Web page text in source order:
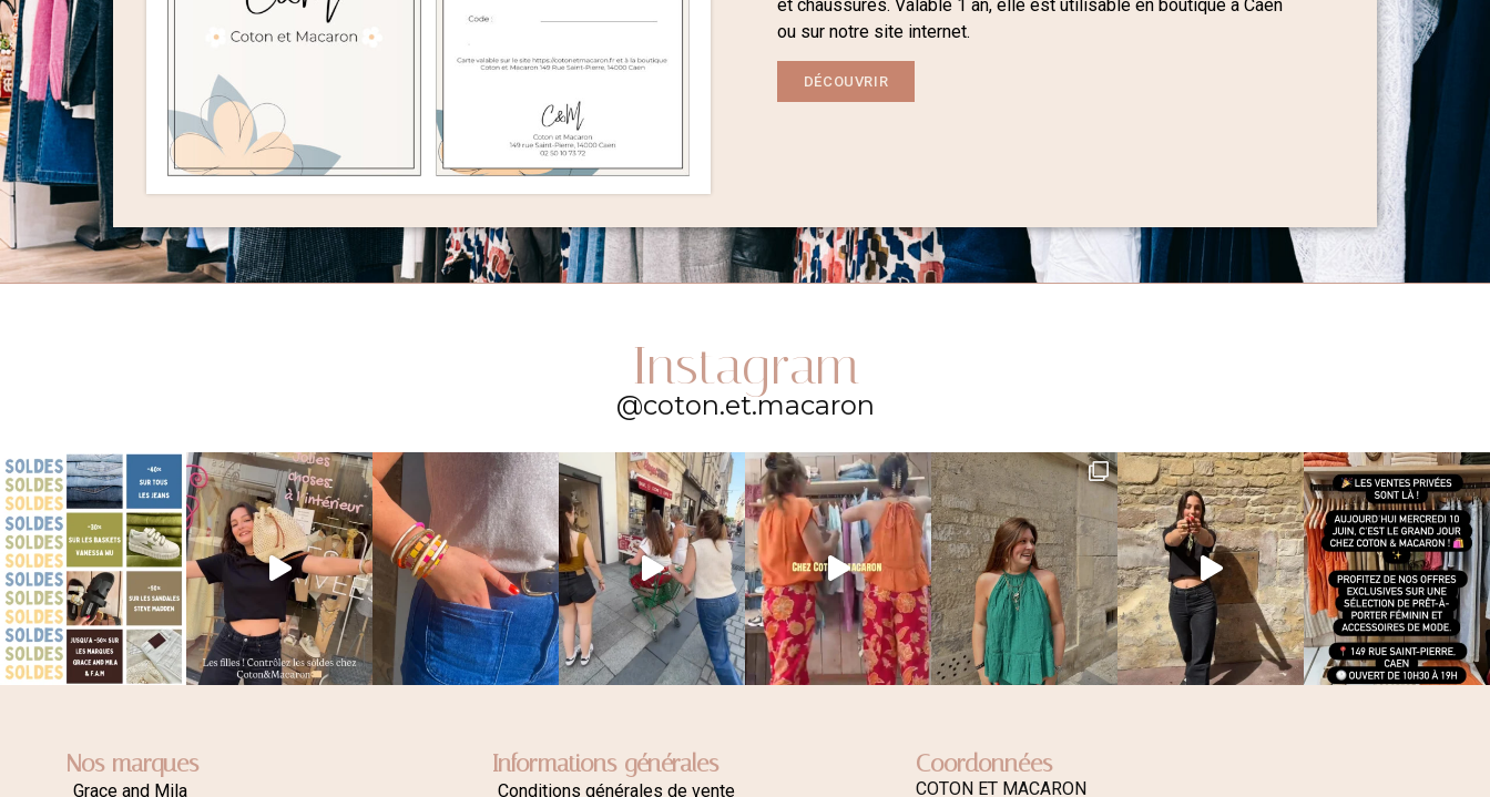
et chaussures. Valable 1 an, elle est utilisable en boutique à Caen
ou sur notre site internet.
DÉCOUVRIR
Instagram
@coton.et.macaron
Nos marques
Grace and Mila
Informations générales
Conditions générales de vente
Coordonnées
COTON ET MACARON